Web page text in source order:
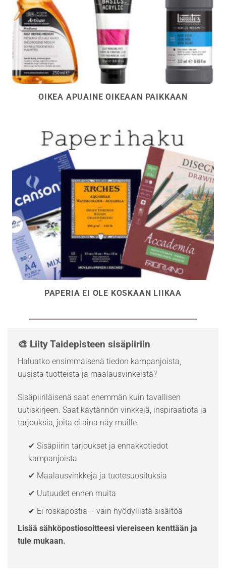
OIKEA APUAINE OIKEAAN PAIKKAAN
PAPERIA EI OLE KOSKAAN LIIKAA
🎨 Liity Taidepisteen sisäpiiriin
Haluatko ensimmäisenä tiedon kampanjoista,
uusista tuotteista ja maalausvinkeistä?
Sisäpiiriläisenä saat enemmän kuin tavallisen
uutiskirjeen. Saat käytännön vinkkejä, inspiraatiota ja
tarjouksia, joita ei aina näy muille.
✔ Sisäpiirin tarjoukset ja ennakkotiedot
kampanjoista
✔ Maalausvinkkejä ja tuotesuosituksia
✔ Uutuudet ennen muita
✔ Ei roskapostia – vain hyödyllistä sisältöä
Lisää sähköpostiosoitteesi viereiseen kenttään ja
tule mukaan.